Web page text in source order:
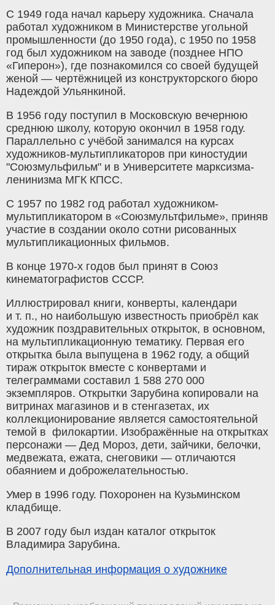
С 1949 года начал карьеру художника. Сначала
работал художником в Министерстве угольной
промышленности (до 1950 года), с 1950 по 1958
год был художником на заводе (позднее НПО
«Гиперон»), где познакомился со своей будущей
женой — чертёжницей из конструкторского бюро
Надеждой Ульянкиной.
В 1956 году поступил в Московскую вечернюю
среднюю школу, которую окончил в 1958 году.
Параллельно с учёбой занимался на курсах
художников-мультипликаторов при киностудии
"Союзмульфильм" и в Университете марксизма-
ленинизма МГК КПСС.
С 1957 по 1982 год работал художником-
мультипликатором в «Союзмультфильме», приняв
участие в создании около сотни рисованных
мультипликационных фильмов.
В конце 1970-х годов был принят в Союз
кинематографистов СССР.
Иллюстрировал книги, конверты, календари
и т. п., но наибольшую известность приобрёл как
художник поздравительных открыток, в основном,
на мультипликационную тематику. Первая его
открытка была выпущена в 1962 году, а общий
тираж открыток вместе с конвертами и
телеграммами составил 1 588 270 000
экземпляров. Открытки Зарубина копировали на
витринах магазинов и в стенгазетах, их
коллекционирование является самостоятельной
темой в филокартии. Изображённые на открытках
персонажи — Дед Мороз, дети, зайчики, белочки,
медвежата, ежата, снеговики — отличаются
обаянием и доброжелательностью.
Умер в 1996 году. Похоронен на Кузьминском
кладбище.
В 2007 году был издан каталог открыток
Владимира Зарубина.
Дополнительная информация о художнике